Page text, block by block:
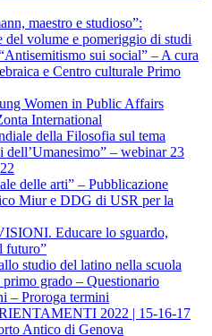
maestro e studioso”:
del volume e pomeriggio di studi
sui social” – A cura
e Centro culturale Primo
Women in Public Affairs
International
della Filosofia sul tema
dell’Umanesimo” – webinar 23
delle arti” – Pubblicazione
Miur e DDG di USR per la
Educare lo sguardo,
futuro”
studio del latino nella scuola
primo grado – Questionario
– Proroga termini
2022 | 15-16-17
Antico di Genova